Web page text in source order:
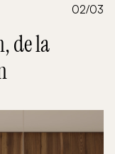
02/03
de la